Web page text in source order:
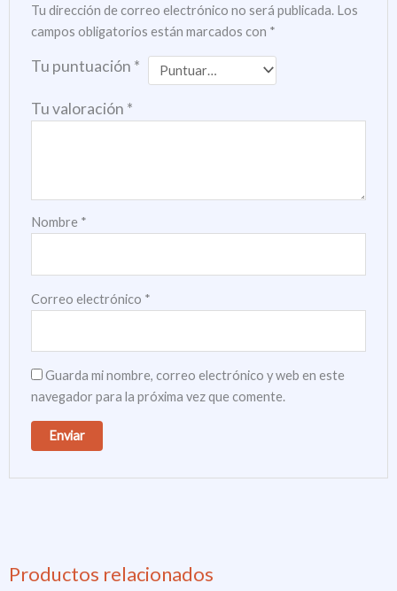
Tu dirección de correo electrónico no será publicada. Los
campos obligatorios están marcados con *
Tu puntuación *
Tu valoración *
Nombre *
Correo electrónico *
Guarda mi nombre, correo electrónico y web en este
navegador para la próxima vez que comente.
Productos relacionados